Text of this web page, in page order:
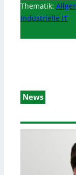
Thematik:
Industrielle IT
News